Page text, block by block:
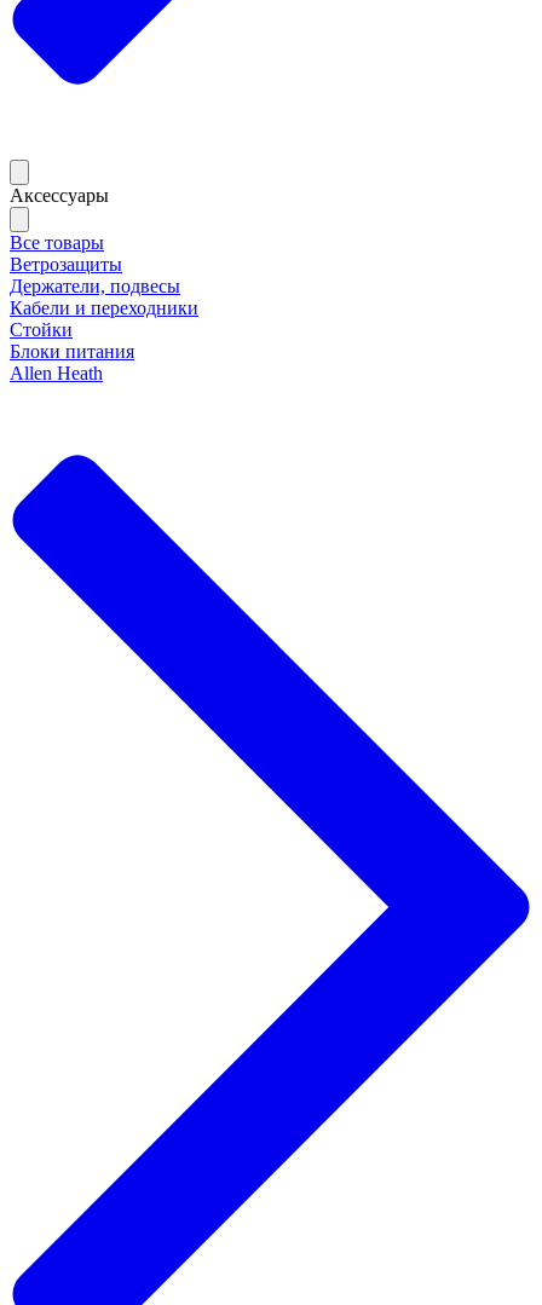
Аксессуары
Все товары
Ветрозащиты
Держатели, подвесы
Кабели и переходники
Стойки
Блоки питания
Allen Heath